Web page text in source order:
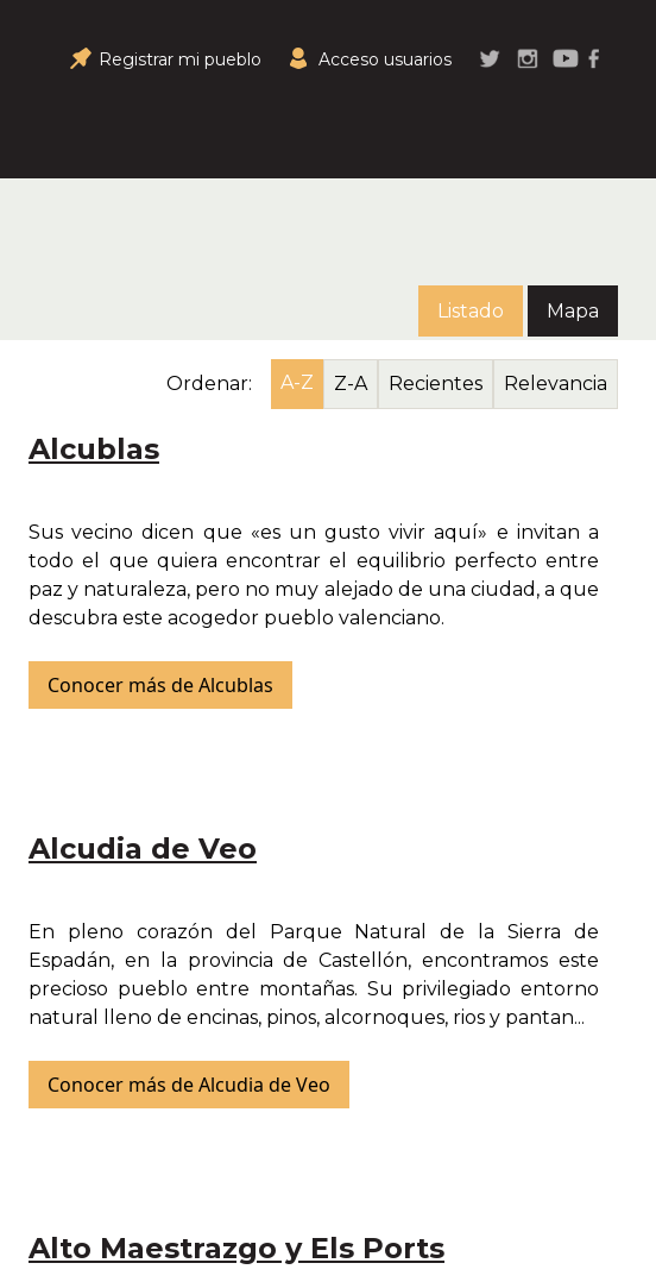
Registrar mi pueblo Acceso usuarios
Listado Mapa
Ordenar: A-Z Z-A Recientes Relevancia
Alcublas
Sus vecino dicen que «es un gusto vivir aquí» e invitan a
todo el que quiera encontrar el equilibrio perfecto entre
paz y naturaleza, pero no muy alejado de una ciudad, a que
descubra este acogedor pueblo valenciano.
Conocer más de Alcublas
Alcudia de Veo
En pleno corazón del Parque Natural de la Sierra de
Espadán, en la provincia de Castellón, encontramos este
precioso pueblo entre montañas. Su privilegiado entorno
natural lleno de encinas, pinos, alcornoques, rios y pantan...
Conocer más de Alcudia de Veo
Alto Maestrazgo y Els Ports